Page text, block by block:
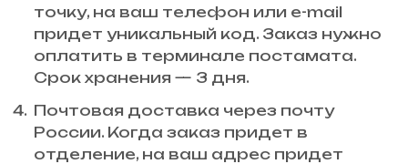
точку, на ваш телефон или e-mail
придет уникальный код. Заказ нужно
оплатить в терминале постамата.
Срок хранения — 3 дня.
Почтовая доставка через почту
России. Когда заказ придет в
отделение, на ваш адрес придет